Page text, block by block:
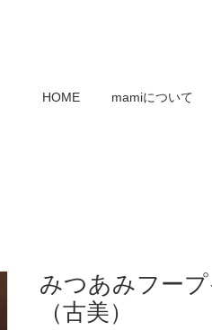
HOME mamiについて
みつあみフー
（古美）